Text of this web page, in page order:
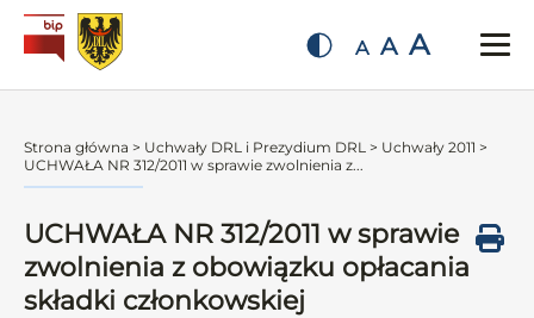
A A A
Strona główna > Uchwały DRL i Prezydium DRL > Uchwały 2011 >
UCHWAŁA NR 312/2011 w sprawie zwolnienia z...
UCHWAŁA NR 312/2011 w sprawie
zwolnienia z obowiązku opłacania
składki członkowskiej